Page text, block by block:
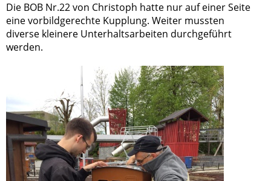
Die BOB Nr.22 von Christoph hatte nur auf einer Seite
eine vorbildgerechte Kupplung. Weiter mussten
diverse kleinere Unterhaltsarbeiten durchgeführt
werden.